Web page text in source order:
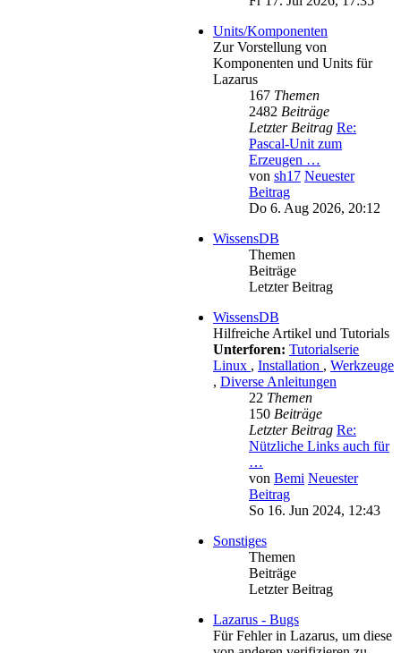
Units/Komponenten
Zur Vorstellung von
Komponenten und Units für
Lazarus
167 Themen
2482 Beiträge
Letzter Beitrag Re:
Pascal-Unit zum
Erzeugen …
von sh17 Neuester
Beitrag
Do 6. Aug 2026, 20:12
WissensDB
Themen
Beiträge
Letzter Beitrag
WissensDB
Hilfreiche Artikel und Tutorials
Unterforen: Tutorialserie
Linux , Installation , Werkzeuge
, Diverse Anleitungen
22 Themen
150 Beiträge
Letzter Beitrag Re:
Nützliche Links auch für
…
von Bemi Neuester
Beitrag
So 16. Jun 2024, 12:43
Sonstiges
Themen
Beiträge
Letzter Beitrag
Lazarus - Bugs
Für Fehler in Lazarus, um diese